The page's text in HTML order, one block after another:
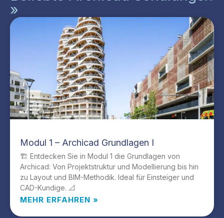
»
Modul 1 – Archicad Grundlagen I
🏗️ Entdecken Sie in Modul 1 die Grundlagen von
Archicad: Von Projektstruktur und Modellierung bis hin
zu Layout und BIM-Methodik. Ideal für Einsteiger und
CAD-Kundige. 📐
MEHR ERFAHREN »